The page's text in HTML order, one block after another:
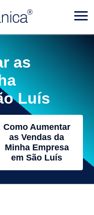
as
Luís
Como Aumentar
as Vendas da
Minha Empresa
em São Luís